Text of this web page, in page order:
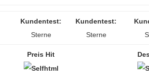
Kundentest:
Sterne
Kundentest:
Sterne
Preis Hit